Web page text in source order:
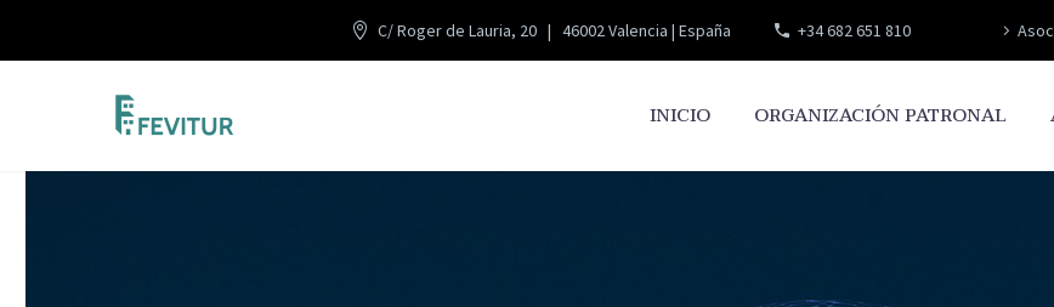
C/ Roger de Lauria, 20 | 46002 Valencia | España +34 682 651 810
INICIO ORGANIZACIÓN PATRONAL